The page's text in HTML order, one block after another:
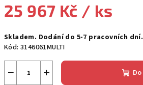
25 967 Kč / ks
cena:
Skladem. Dodání do 5-7 pracovních dní.
Kód: 3146061MULTI
+
−